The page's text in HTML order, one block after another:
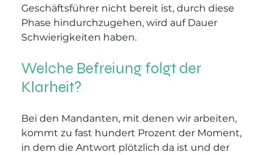
Geschäftsführer nicht bereit ist, durch diese
Phase hindurchzugehen, wird auf Dauer
Schwierigkeiten haben.
Welche Befreiung folgt der
Klarheit?
Bei den Mandanten, mit denen wir arbeiten,
kommt zu fast hundert Prozent der Moment,
in dem die Antwort plötzlich da ist und der